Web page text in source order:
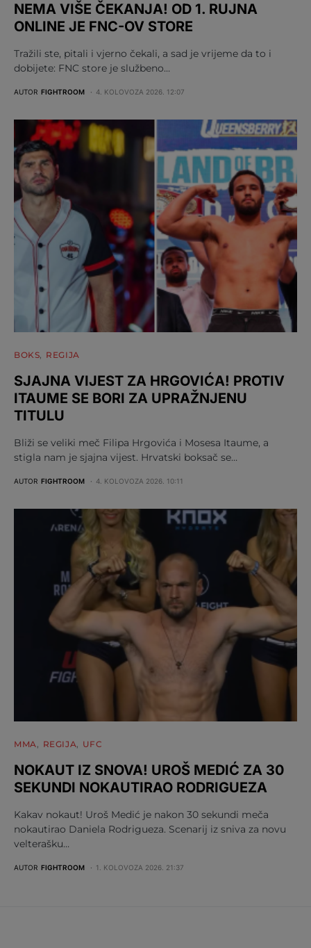
NEMA VIŠE ČEKANJA! OD 1. RUJNA
ONLINE JE FNC-OV STORE
Tražili ste, pitali i vjerno čekali, a sad je vrijeme da to i
dobijete: FNC store je službeno…
AUTOR FIGHTROOM 4. KOLOVOZA 2026. 12:07
BOKS REGIJA
SJAJNA VIJEST ZA HRGOVIĆA! PROTIV
ITAUME SE BORI ZA UPRAŽNJENU
TITULU
Bliži se veliki meč Filipa Hrgovića i Mosesa Itaume, a
stigla nam je sjajna vijest. Hrvatski boksač se…
AUTOR FIGHTROOM 4. KOLOVOZA 2026. 10:11
MMA REGIJA UFC
NOKAUT IZ SNOVA! UROŠ MEDIĆ ZA 30
SEKUNDI NOKAUTIRAO RODRIGUEZA
Kakav nokaut! Uroš Medić je nakon 30 sekundi meča
nokautirao Daniela Rodrigueza. Scenarij iz sniva za novu
velterašku…
AUTOR FIGHTROOM 1. KOLOVOZA 2026. 21:37